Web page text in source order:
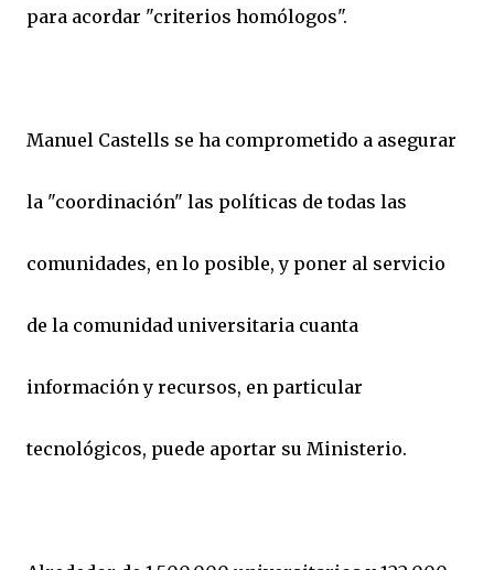
para acordar "criterios homólogos".
Manuel Castells se ha comprometido a asegurar
la "coordinación" las políticas de todas las
comunidades, en lo posible, y poner al servicio
de la comunidad universitaria cuanta
información y recursos, en particular
tecnológicos, puede aportar su Ministerio.